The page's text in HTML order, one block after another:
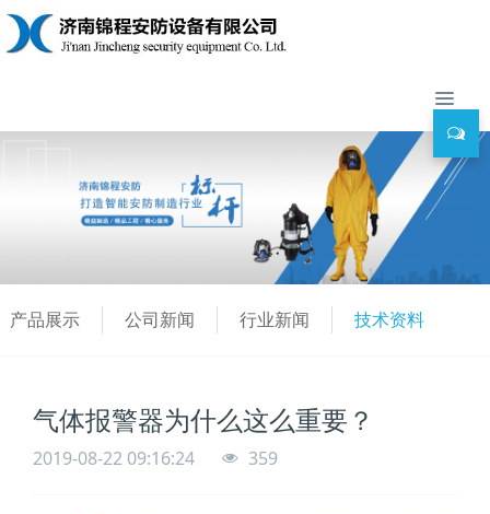
产品展示 公司新闻 行业新闻 技术资料
气体报警器为什么这么重要？
2019-08-22 09:16:24 359